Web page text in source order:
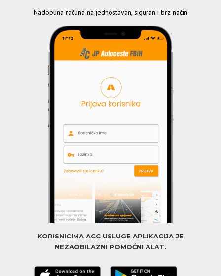
Nadopuna računa na jednostavan, siguran i brz način
KORISNICIMA ACC USLUGE APLIKACIJA JE
NEZAOBILAZNI POMOĆNI ALAT.